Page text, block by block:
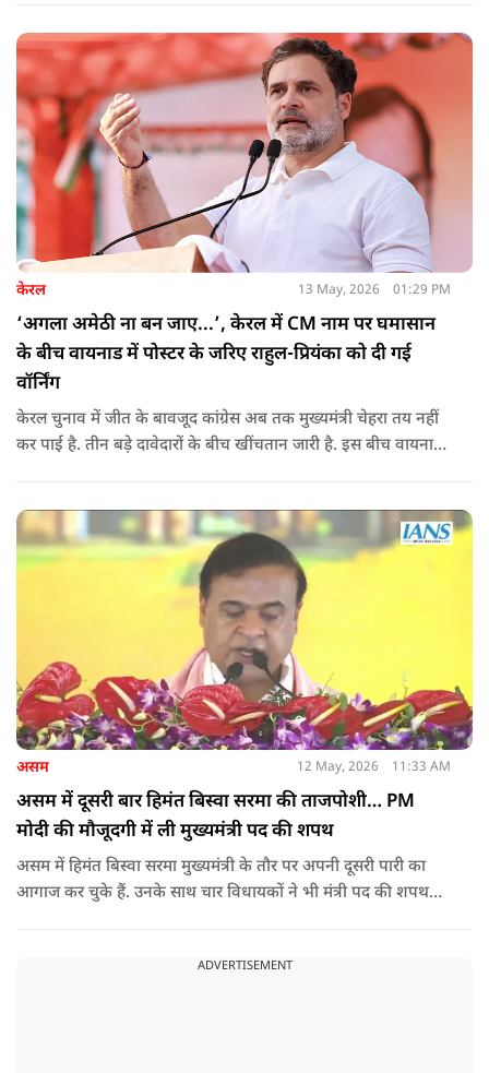
केरल 13 May, 2026 01:29 PM
‘अगला अमेठी ना बन जाए...’, केरल में CM नाम पर घमासान
के बीच वायनाड में पोस्टर के जरिए राहुल-प्रियंका को दी गई
वॉर्निंग
केरल चुनाव में जीत के बावजूद कांग्रेस अब तक मुख्यमंत्री चेहरा तय नहीं
कर पाई है. तीन बड़े दावेदारों के बीच खींचतान जारी है. इस बीच वायनाड
असम 12 May, 2026 11:33 AM
असम में दूसरी बार हिमंत बिस्वा सरमा की ताजपोशी… PM
मोदी की मौजूदगी में ली मुख्यमंत्री पद की शपथ
असम में हिमंत बिस्वा सरमा मुख्यमंत्री के तौर पर अपनी दूसरी पारी का
आगाज कर चुके हैं. उनके साथ चार विधायकों ने भी मंत्री पद की शपथ
ADVERTISEMENT